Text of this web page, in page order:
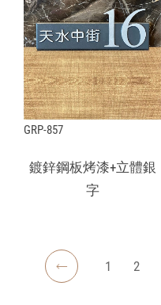
GRP-857
鍍鋅鋼板烤漆+立體銀
字
1 2